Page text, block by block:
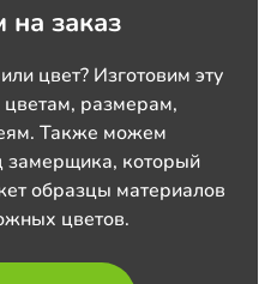
на заказ
цвет? Изготовим эту
размерам,
Также можем
замерщика, который
образцы материалов
цветов.